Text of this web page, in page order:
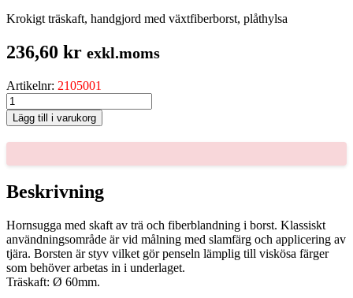
Krokigt träskaft, handgjord med växtfiberborst, plåthylsa
236,60 kr exkl.moms
Artikelnr: 2105001
HORNSUGGA
60
MM
mängd
Lägg till i varukorg
Beskrivning
Hornsugga med skaft av trä och fiberblandning i borst. Klassiskt
användningsområde är vid målning med slamfärg och applicering av
tjära. Borsten är styv vilket gör penseln lämplig till viskösa färger
som behöver arbetas in i underlaget.
Träskaft: Ø 60mm.